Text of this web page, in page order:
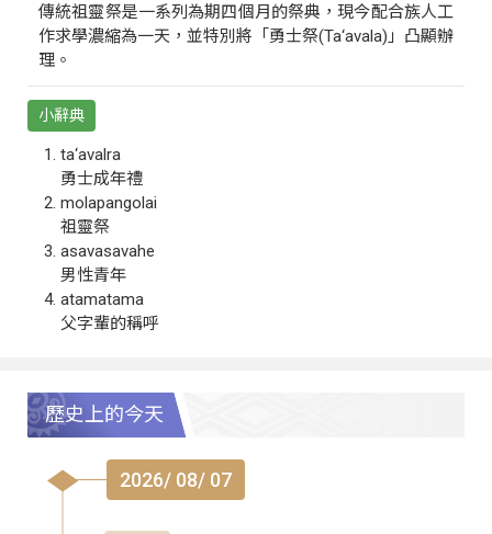
傳統祖靈祭是一系列為期四個月的祭典，現今配合族人工
作求學濃縮為一天，並特別將「勇士祭(Ta‘avala)」凸顯辦
理。
小辭典
ta‘avalra
勇士成年禮
molapangolai
祖靈祭
asavasavahe
男性青年
atamatama
父字輩的稱呼
歷史上的今天
2026/ 08/ 07